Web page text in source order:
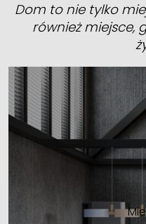
Dom to nie tylko
również miejsce,